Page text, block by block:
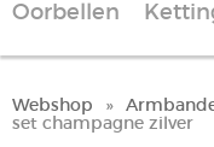
Oorbellen
Webshop »
set champagne zilver